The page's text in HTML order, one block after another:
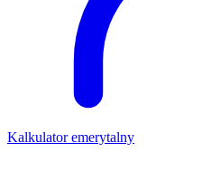
Kalkulator emerytalny